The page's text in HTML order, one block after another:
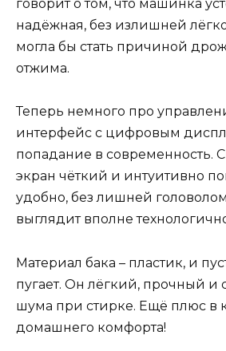
говорит о том, что машинка
надёжная, без излишней
могла бы стать причиной
отжима.
Теперь немного про
интерфейс с цифровым
попадание в современность.
экран чёткий и интуитивно
удобно, без лишней
выглядит вполне
Материал бака – пластик, и
пугает. Он лёгкий, прочный и
шума при стирке. Ещё плюс в
домашнего комфорта!